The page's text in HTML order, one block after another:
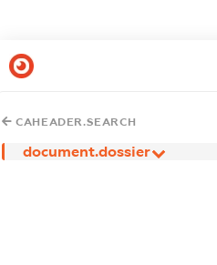
CAHEADER.SEARCH
document.dossier